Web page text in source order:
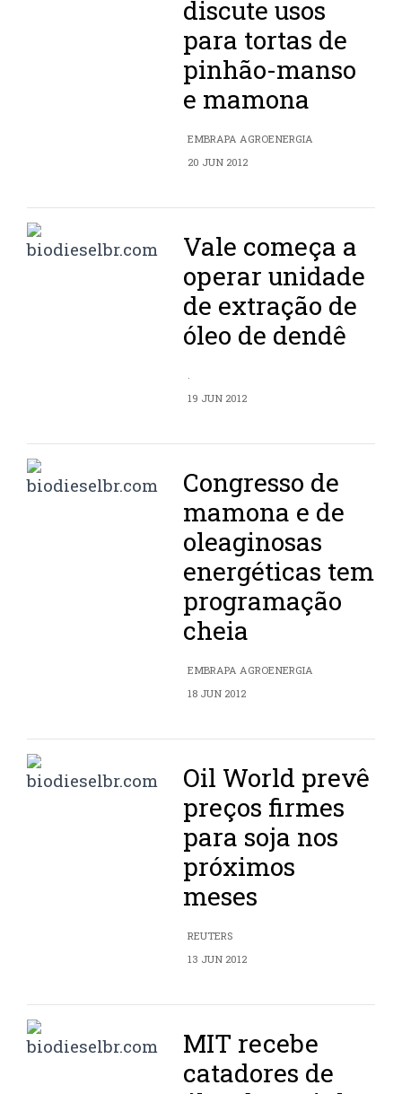
discute usos
para tortas de
pinhão-manso
e mamona
EMBRAPA AGROENERGIA
20 JUN 2012
Vale começa a
operar unidade
de extração de
óleo de dendê
.
19 JUN 2012
Congresso de
mamona e de
oleaginosas
energéticas tem
programação
cheia
EMBRAPA AGROENERGIA
18 JUN 2012
Oil World prevê
preços firmes
para soja nos
próximos
meses
REUTERS
13 JUN 2012
MIT recebe
catadores de